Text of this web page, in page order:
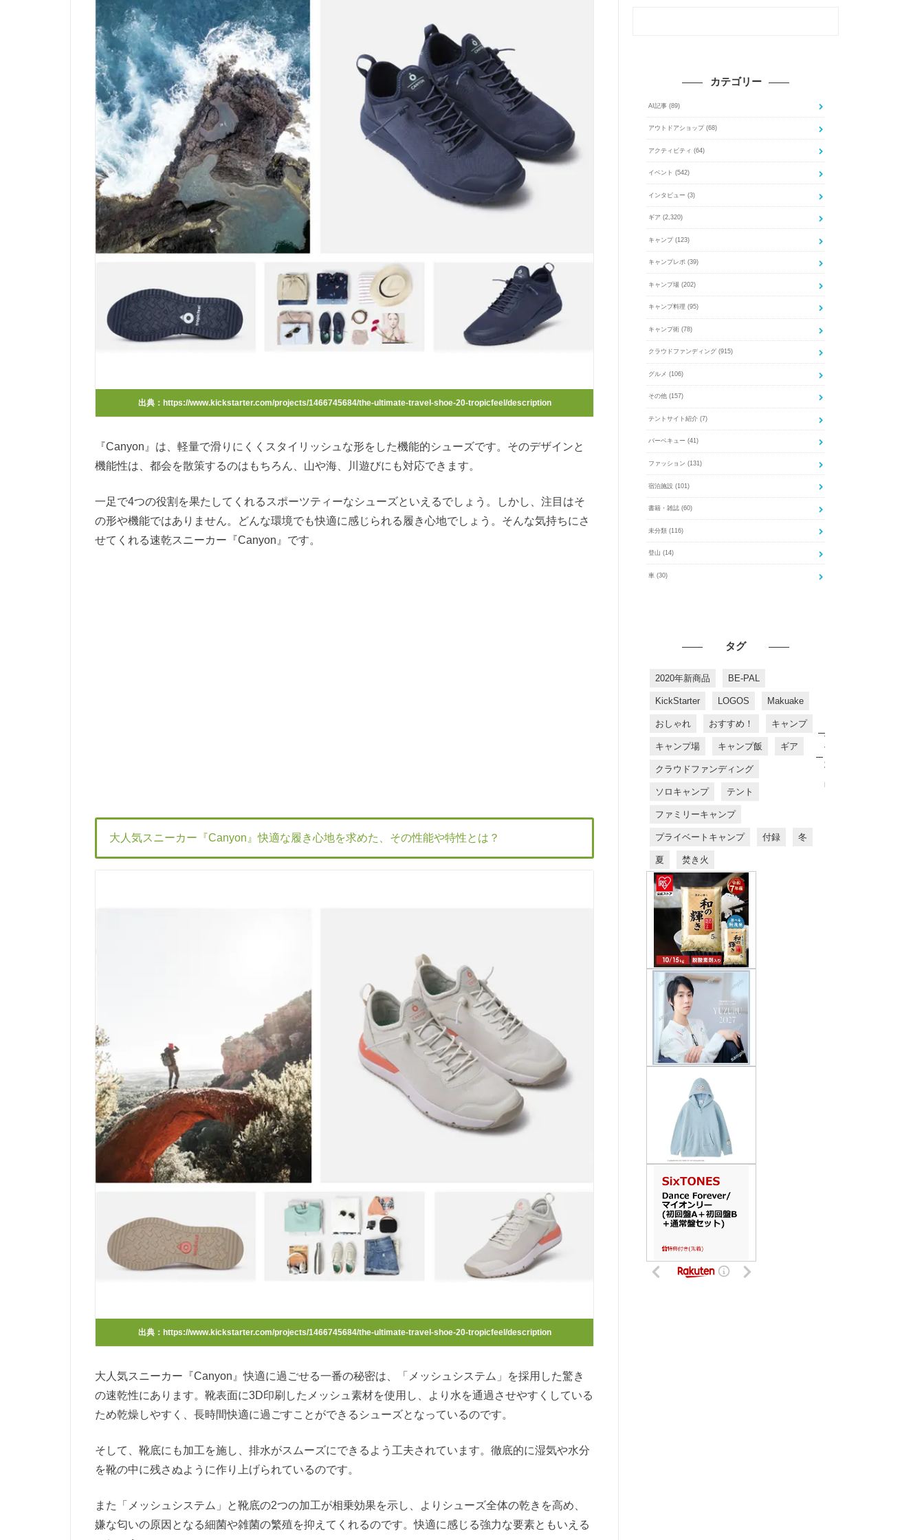
出典：https://www.kickstarter.com/projects/1466745684/the-ultimate-travel-shoe-20-tropicfeel/description
『Canyon』は、軽量で滑りにくくスタイリッシュな形をした機能的シューズです。そのデザインと
機能性は、都会を散策するのはもちろん、山や海、川遊びにも対応できます。
一足で4つの役割を果たしてくれるスポーツティーなシューズといえるでしょう。しかし、注目はそ
の形や機能ではありません。どんな環境でも快適に感じられる履き心地でしょう。そんな気持ちにさ
せてくれる速乾スニーカー『Canyon』です。
大人気スニーカー 『Canyon』快適な履き心地を求めた、その性能や特性とは？
出典：https://www.kickstarter.com/projects/1466745684/the-ultimate-travel-shoe-20-tropicfeel/description
大人気スニーカー 『Canyon』快適に過ごせる一番の秘密は、「メッシュシステム」を採用した驚き
の速乾性にあります。靴表面に3D印刷したメッシュ素材を使用し、より水を通過させやすくしている
ため乾燥しやすく、長時間快適に過ごすことができるシューズとなっているのです。
そして、靴底にも加工を施し、排水がスムーズにできるよう工夫されています。徹底的に湿気や水分
を靴の中に残さぬように作り上げられているのです。
また「メッシュシステム」と靴底の2つの加工が相乗効果を示し、よりシューズ全体の乾きを高め、
嫌な匂いの原因となる細菌や雑菌の繁殖を抑えてくれるのです。快適に感じる強力な要素ともいえる
カテゴリー
AI記事 (89)
アウトドアショップ (68)
アクティビティ (64)
イベント (542)
インタビュー (3)
ギア (2,320)
キャンプ (123)
キャンプレポ (39)
キャンプ場 (202)
キャンプ料理 (95)
キャンプ術 (78)
クラウドファンディング (915)
グルメ (106)
その他 (157)
テントサイト紹介 (7)
バーベキュー (41)
ファッション (131)
宿泊施設 (101)
書籍・雑誌 (60)
未分類 (116)
登山 (14)
車 (30)
タグ
2020年新商品 BE-PAL
KickStarter LOGOS Makuake
おしゃれ おすすめ！ キャンプ
キャンプ場 キャンプ飯 ギア
クラウドファンディング
ソロキャンプ テント
ファミリーキャンプ
プライベートキャンプ 付録 冬
夏 焚き火
す
す
め
商
品